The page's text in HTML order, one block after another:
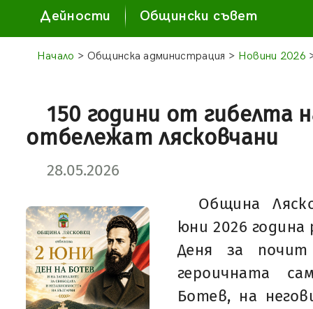
Дейности Общински съвет
Начало > Общинска администрация > Новини 2026
150 години от гибелта
отбележат лясковчани
28.05.2026
Община
юни 2026
Деня за
героичната
Ботев, на